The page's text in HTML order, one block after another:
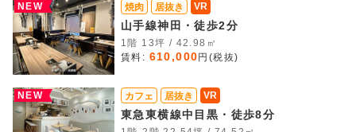
NEW 焼肉 居抜き VR
山手線神田・徒歩2分
1階 13坪 / 42.98㎡
賃料: 610,000 円(税抜)
NEW カフェ 居抜き VR
東急東横線中目黒・徒歩8分